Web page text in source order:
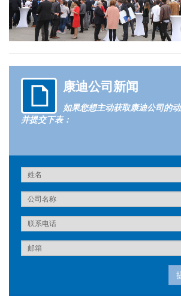
康迪公司新闻
如果您想主动获取康迪公司的
并提交下表：